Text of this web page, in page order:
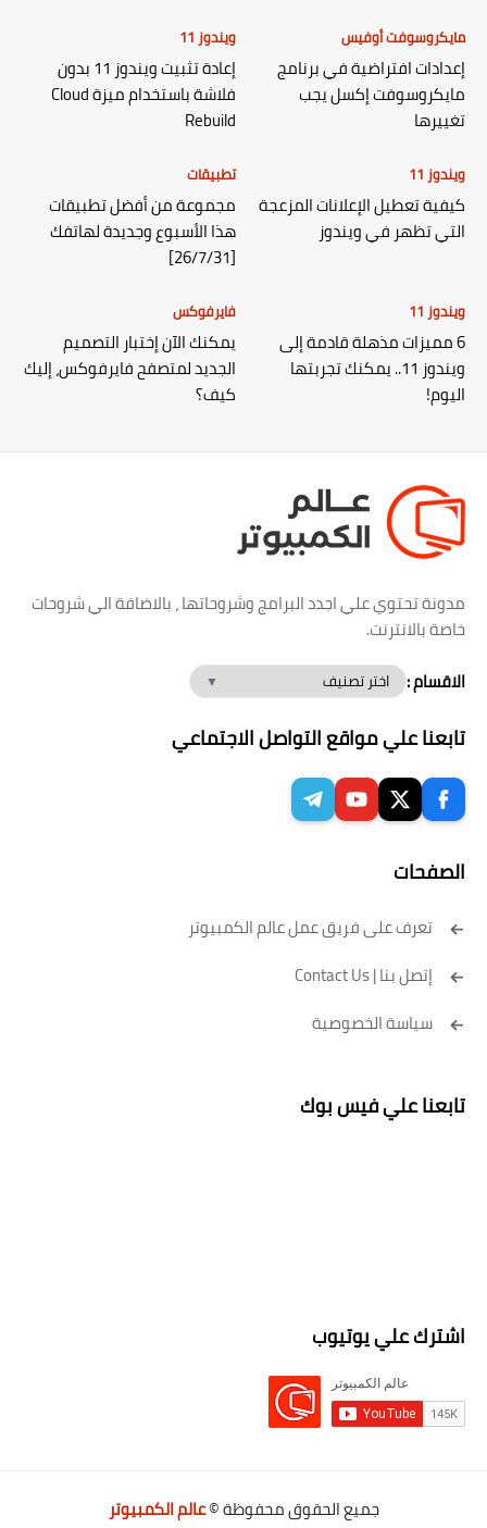
مايكروسوفت أوفيس
إعدادات افتراضية في برنامج
مايكروسوفت إكسل يجب
تغييرها
ويندوز 11
إعادة تثبيت ويندوز 11 بدون
فلاشة باستخدام ميزة Cloud
Rebuild
ويندوز 11
كيفية تعطيل الإعلانات المزعجة
التي تظهر في ويندوز
تطبيقات
مجموعة من أفضل تطبيقات
هذا الأسبوع وجديدة لهاتفك
[26/7/31]
ويندوز 11
6 مميزات مذهلة قادمة إلى
ويندوز 11.. يمكنك تجربتها
اليوم!
فايرفوكس
يمكنك الآن إختبار التصميم
الجديد لمتصفح فايرفوكس، إليك
كيف؟
مدونة تحتوي علي اجدد البرامج وشروحاتها ، بالاضافة الي شروحات
خاصة بالانترنت.
الاقسام :
تابعنا علي مواقع التواصل الاجتماعي
الصفحات
تعرف على فريق عمل عالم الكمبيوتر
إتصل بنا | Contact Us
سياسة الخصوصية
تابعنا علي فيس بوك
اشترك علي يوتيوب
جميع الحقوق محفوظة ©عالم الكمبيوتر